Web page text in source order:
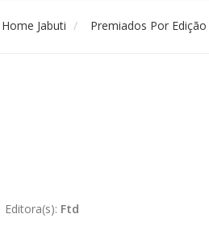
Home Jabuti Premiados Por Edição
Editora(s): Ftd